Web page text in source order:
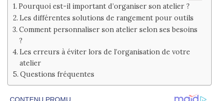
Pourquoi est-il important d’organiser son atelier ?
Les différentes solutions de rangement pour outils
Comment personnaliser son atelier selon ses besoins
?
Les erreurs à éviter lors de l’organisation de votre
atelier
Questions fréquentes